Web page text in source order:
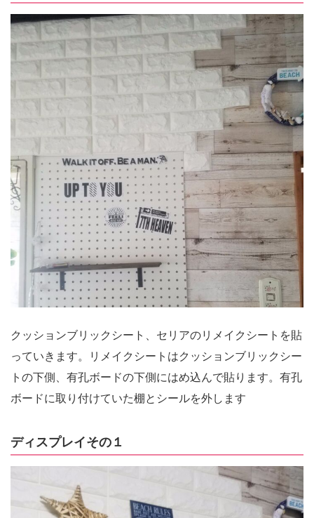
クッションブリックシート、セリアのリメイクシートを貼
っていきます。リメイクシートはクッションブリックシー
トの下側、有孔ボードの下側にはめ込んで貼ります。有孔
ボードに取り付けていた棚とシールを外します
ディスプレイその１